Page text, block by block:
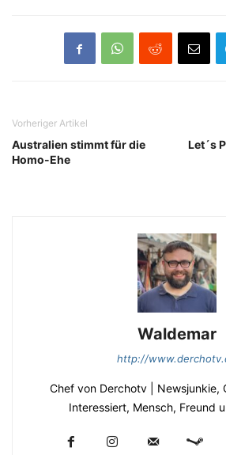
Vorheriger Artikel
Australien stimmt für die
Homo-Ehe
Let´s
Waldemar
http://
Chef von Derchotv | Newsjunkie,
Interessiert, Mensch, Freund